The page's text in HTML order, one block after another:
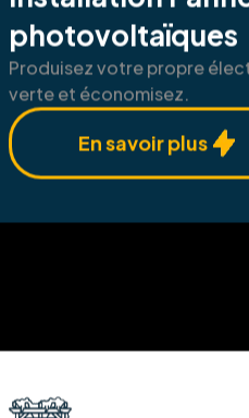
Installation
photovoltaïques
Produisez votre propre
verte et économisez.
En savoir plus